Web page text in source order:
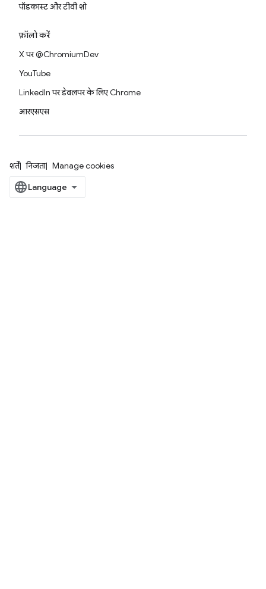
पॉडकास्ट और टीवी शो
फ़ॉलो करें
X पर @ChromiumDev
YouTube
LinkedIn पर डेवलपर के लिए Chrome
आरएसएस
शर्तें निजता Manage cookies